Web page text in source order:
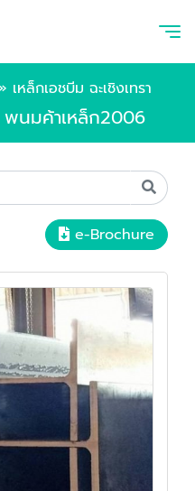
» เหล็กเอชบีม ฉะเชิงเทรา
พนมค้าเหล็ก2006
e-Brochure